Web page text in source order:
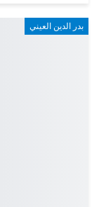
بدر الدين العيني